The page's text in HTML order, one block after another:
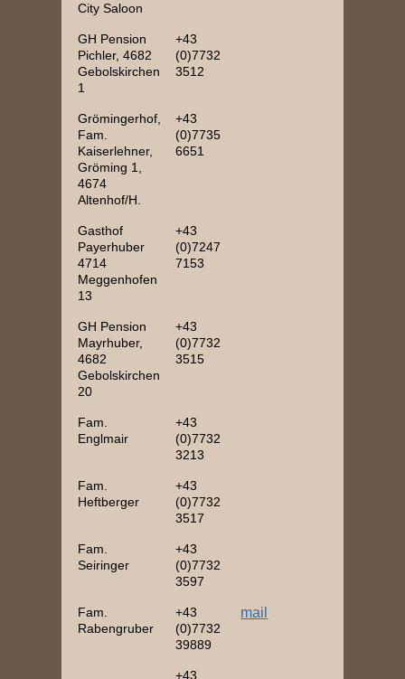
City Saloon
GH Pension
Pichler, 4682
Gebolskirchen
1
+43
(0)7732
3512
Grömingerhof,
Fam.
Kaiserlehner,
Gröming 1,
4674
Altenhof/H.
+43
(0)7735
6651
Gasthof
Payerhuber
4714
Meggenhofen
13
+43
(0)7247
7153
GH Pension
Mayrhuber,
4682
Gebolskirchen
20
+43
(0)7732
3515
Fam.
Englmair
+43
(0)7732
3213
Fam.
Heftberger
+43
(0)7732
3517
Fam.
Seiringer
+43
(0)7732
3597
Fam.
Rabengruber
+43
(0)7732
39889
mail
+43